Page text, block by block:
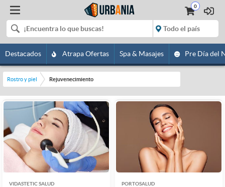
0
Destacados Atrapa Ofertas Spa & Masajes Pre Día del
Rostro y piel Rejuvenecimiento
VIDASTETIC SALUD PORTOSALUD